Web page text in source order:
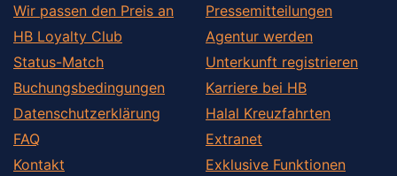
Wir passen den Preis an
HB Loyalty Club
Status-Match
Buchungsbedingungen
Datenschutzerklärung
FAQ
Kontakt
Pressemitteilungen
Agentur werden
Unterkunft registrieren
Karriere bei HB
Halal Kreuzfahrten
Extranet
Exklusive Funktionen